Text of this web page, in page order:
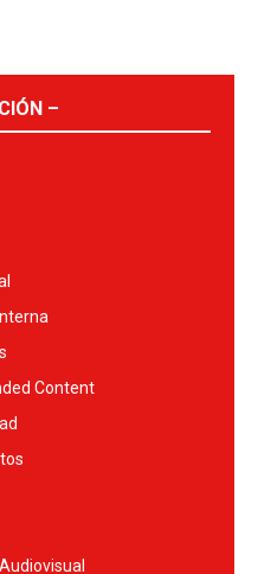
–
Content